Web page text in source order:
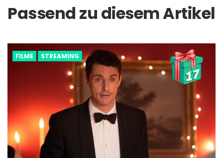
Passend zu diesem Artikel
FILME STREAMING